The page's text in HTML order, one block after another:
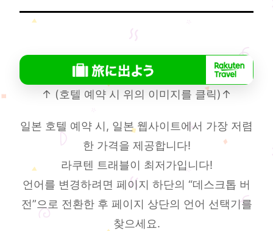
↑ (호텔 예약 시 위의 이미지를 클릭)↑
일본 호텔 예약 시, 일본 웹사이트에서 가장 저렴
한 가격을 제공합니다!
라쿠텐 트래블이 최저가입니다!
언어를 변경하려면 페이지 하단의 “데스크톱 버
전”으로 전환한 후 페이지 상단의 언어 선택기를
찾으세요.